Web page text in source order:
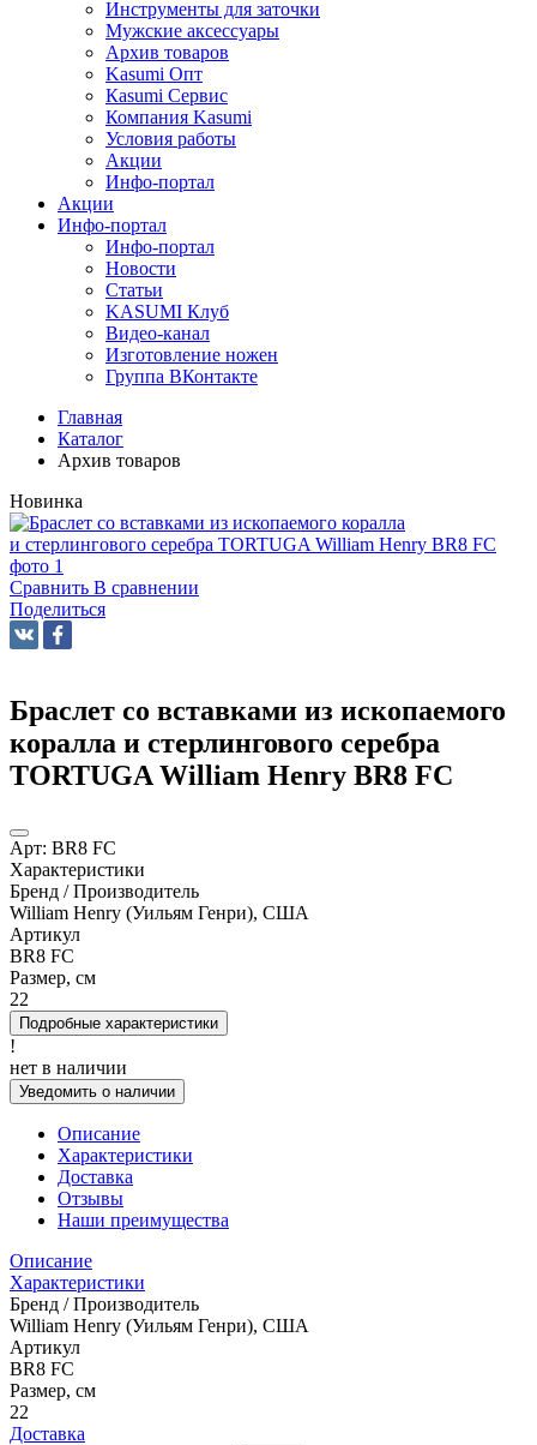
Инструменты для заточки
Мужские аксессуары
Архив товаров
Kasumi Опт
Кasumi Сервис
Компания Kasumi
Условия работы
Акции
Инфо-портал
Акции
Инфо-портал
Инфо-портал
Новости
Статьи
KASUMI Клуб
Видео-канал
Изготовление ножен
Группа ВКонтакте
Главная
Каталог
Архив товаров
Новинка
Сравнить В сравнении
Поделиться
Браслет со вставками из ископаемого
коралла и стерлингового серебра
TORTUGA William Henry BR8 FC
Арт: BR8 FC
Характеристики
Бренд / Производитель
William Henry (Уильям Генри), США
Артикул
BR8 FC
Размер, см
22
Подробные характеристики
!
нет в наличии
Уведомить о наличии
Описание
Характеристики
Доставка
Отзывы
Наши преимущества
Описание
Характеристики
Бренд / Производитель
William Henry (Уильям Генри), США
Артикул
BR8 FC
Размер, см
22
Доставка